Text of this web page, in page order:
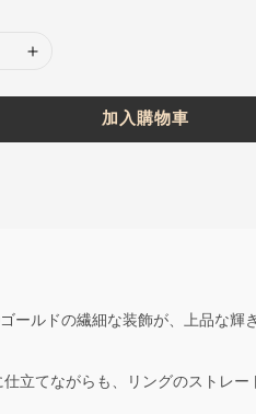
加入購物車
ールドの繊細な装飾が、上品な輝
立てながらも、リングのストレー